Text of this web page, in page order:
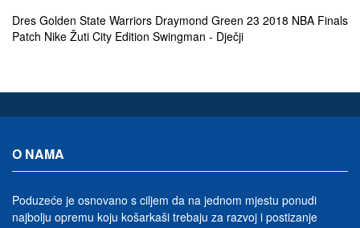
Dres Golden State Warriors Draymond Green 23 2018 NBA Finals
Patch Nike Žuti City Edition Swingman - Dječji
O NAMA
Poduzeće je osnovano s ciljem da na jednom mjestu ponudi
najbolju opremu koju košarkaši trebaju za razvoj i postizanje